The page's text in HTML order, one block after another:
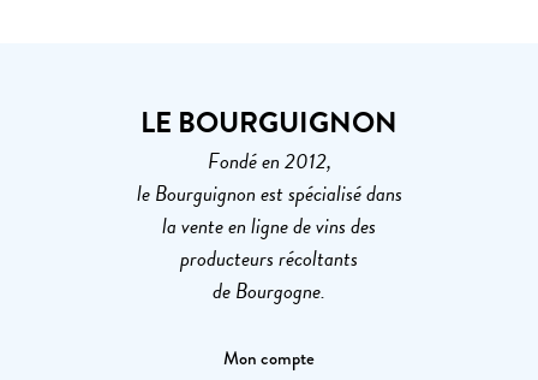
LE BOURGUIGNON
Fondé en 2012,
le Bourguignon est spécialisé dans
la vente en ligne de vins des
producteurs récoltants
de Bourgogne.
Mon compte